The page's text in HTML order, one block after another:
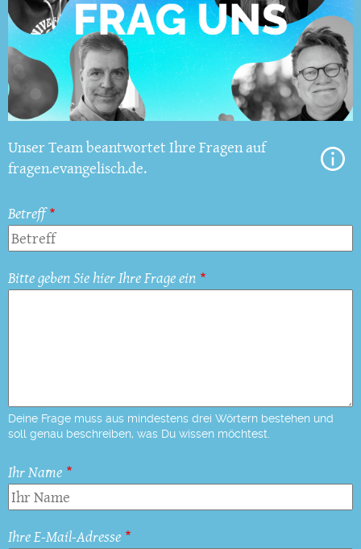
Unser Team beantwortet Ihre Fragen auf
fragen.evangelisch.de.
Betreff
Bitte geben Sie hier Ihre Frage ein
Deine Frage muss aus mindestens drei Wörtern bestehen und
soll genau beschreiben, was Du wissen möchtest.
Ihr Name
Ihre E-Mail-Adresse